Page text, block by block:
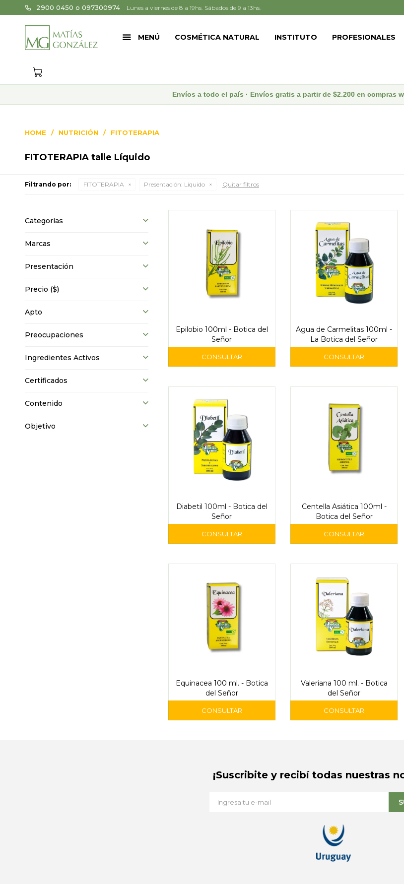
MENÚ COSMÉTICA NATURAL INSTITUTO PROFESIONALES
2900 0450 o 097300974 Lunes a viernes de 8 a 19hs. Sábados de 9 a 13hs.
Envíos a todo el país · Envíos gratis a partir de $2.200 en compras
HOME NUTRICIÓN FITOTERAPIA
FITOTERAPIA talle Líquido
Filtrando por: FITOTERAPIA Presentación: Líquido Quitar filtros
Epilobio 100ml - Botica del
Señor
Agua de Carmelitas 100ml -
La Botica del Señor
Diabetil 100ml - Botica del
Señor
Centella Asiática 100ml -
Botica del Señor
Equinacea 100 ml. - Botica
del Señor
Valeriana 100 ml. - Botica
del Señor
Categorías
Marcas
Presentación
Precio ($)
Apto
Preocupaciones
Ingredientes Activos
Certificados
Contenido
Objetivo
¡Suscribite y recibí todas nuestras